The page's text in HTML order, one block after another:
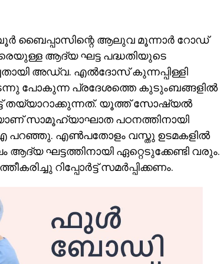
ബൈപ്പാസിന്റെ ആലുവ മൂന്നാർ റോഡ്
ആദ്യ ഘട്ട പദ്ധതിയുടെ
അഡ്വ. എൽദോസ് കുന്നപ്പിള്ളി
പോകുന്ന പ്രദേശത്തെ കുടുംബങ്ങളിൽ
തയ്യാറാക്കുന്നത്. യൂത്ത് സോഷ്യൽ
സാമൂഹ്യാഘാത പഠനത്തിനായി
പറഞ്ഞു. എൺപതോളം വസ്തു ഉടമകളിൽ
ഘട്ടത്തിനായി ഏറ്റെടുക്കേണ്ടി വരും.
റിപ്പോർട്ട് സമർപ്പിക്കണം.